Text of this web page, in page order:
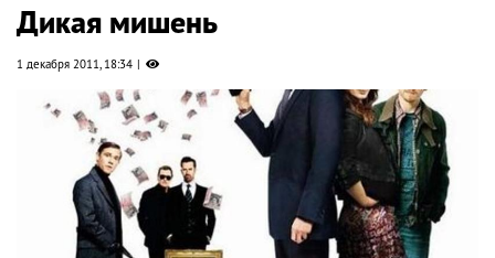
Дикая мишень
1 декабря 2011, 18:34